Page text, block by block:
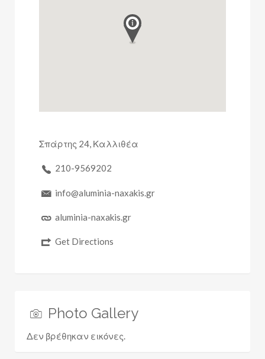
Σπάρτης 24, Καλλιθέα
210-9569202
info@aluminia-naxakis.gr
aluminia-naxakis.gr
Get Directions
Photo Gallery
Δεν βρέθηκαν εικόνες.